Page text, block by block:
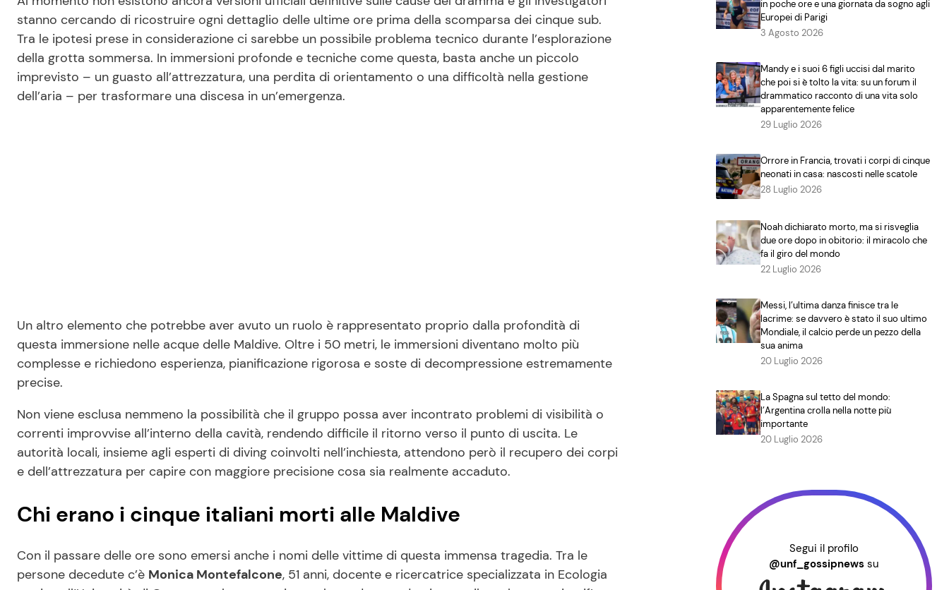
stanno cercando di ricostruire ogni dettaglio delle ultime ore prima della scomparsa dei cinque sub.
Tra le ipotesi prese in considerazione ci sarebbe un possibile problema tecnico durante l’esplorazione
della grotta sommersa. In immersioni profonde e tecniche come questa, basta anche un piccolo
imprevisto – un guasto all’attrezzatura, una perdita di orientamento o una difficoltà nella gestione
dell’aria – per trasformare una discesa in un’emergenza.
Un altro elemento che potrebbe aver avuto un ruolo è rappresentato proprio dalla profondità di
questa immersione nelle acque delle Maldive. Oltre i 50 metri, le immersioni diventano molto più
complesse e richiedono esperienza, pianificazione rigorosa e soste di decompressione estremamente
precise.
Non viene esclusa nemmeno la possibilità che il gruppo possa aver incontrato problemi di visibilità o
correnti improvvise all’interno della cavità, rendendo difficile il ritorno verso il punto di uscita. Le
autorità locali, insieme agli esperti di diving coinvolti nell’inchiesta, attendono però il recupero dei corpi
e dell’attrezzatura per capire con maggiore precisione cosa sia realmente accaduto.
Chi erano i cinque italiani morti alle Maldive
Con il passare delle ore sono emersi anche i nomi delle vittime di questa immensa tragedia. Tra le
persone decedute c’è Monica Montefalcone, 51 anni, docente e ricercatrice specializzata in Ecologia
in poche ore e una giornata da sogno agli
Europei di Parigi
3 Agosto 2026
Mandy e i suoi 6 figli uccisi dal marito
che poi si è tolto la vita: su un forum il
drammatico racconto di una vita solo
apparentemente felice
29 Luglio 2026
Orrore in Francia, trovati i corpi di cinque
neonati in casa: nascosti nelle scatole
28 Luglio 2026
Noah dichiarato morto, ma si risveglia
due ore dopo in obitorio: il miracolo che
fa il giro del mondo
22 Luglio 2026
Messi, l’ultima danza finisce tra le
lacrime: se davvero è stato il suo ultimo
Mondiale, il calcio perde un pezzo della
sua anima
20 Luglio 2026
La Spagna sul tetto del mondo:
l’Argentina crolla nella notte più
importante
20 Luglio 2026
Segui il profilo
@unf_gossipnews su